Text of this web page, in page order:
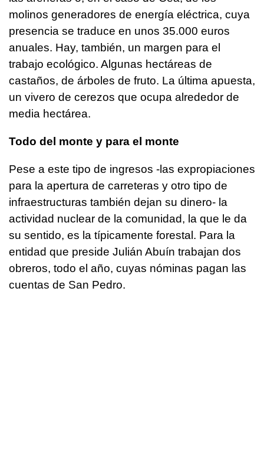
molinos generadores de energía eléctrica, cuya
presencia se traduce en unos 35.000 euros
anuales. Hay, también, un margen para el
trabajo ecológico. Algunas hectáreas de
castaños, de árboles de fruto. La última apuesta,
un vivero de cerezos que ocupa alrededor de
media hectárea.
Todo del monte y para el monte
Pese a este tipo de ingresos -las expropiaciones
para la apertura de carreteras y otro tipo de
infraestructuras también dejan su dinero- la
actividad nuclear de la comunidad, la que le da
su sentido, es la típicamente forestal. Para la
entidad que preside Julián Abuín trabajan dos
obreros, todo el año, cuyas nóminas pagan las
cuentas de San Pedro.